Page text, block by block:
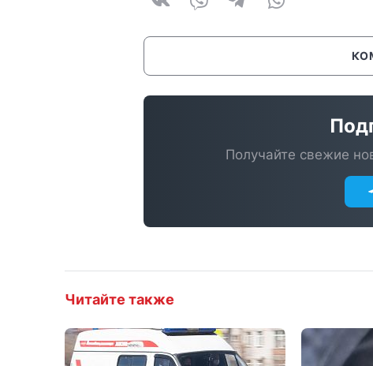
Получайте свежие
Читайте также